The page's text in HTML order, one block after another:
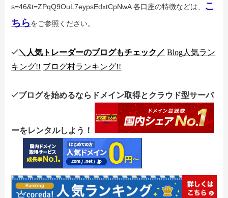
s=46&t=ZPqQ9OuL7eypsEdxtCpNwA各口座の特徴などは、
こ
ちら をご参照ください。
＼人気トレーダーのブログもチェック／ Blog人気ラン
キング!! ブログ村ランキング!!
ブログを始めるならドメイン取得とクラウド型サーバ
ーをレンタルしよう！